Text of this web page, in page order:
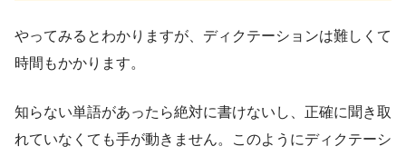
やってみるとわかりますが、ディクテーションは難しくて
時間もかかります。
知らない単語があったら絶対に書けないし、正確に聞き取
れていなくても手が動きません。このようにディクテーシ